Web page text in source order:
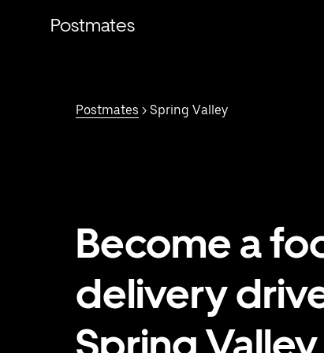
contenidoPostmates
Postmates > Spring Valley
Become a
delivery